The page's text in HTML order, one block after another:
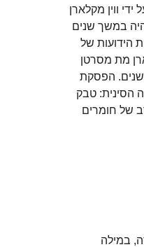
ווין מקלארן
במשך שנים
הידועות של
מת מסרטן
ריאות כשהוא רק בן 51 שנים. הפסקת
הסינית: טבק
של חומרים
במילה